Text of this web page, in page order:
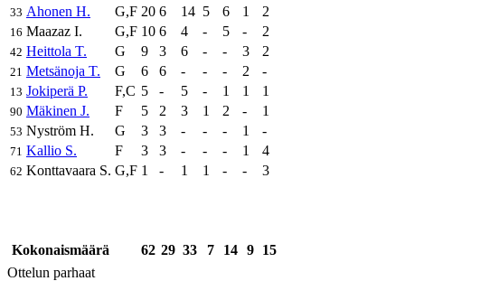
33 Ahonen H. G,F 20 6 14 5 6 1 2
16 Maazaz I. G,F 10 6 4 - 5 - 2
42 Heittola T. G 9 3 6 - - 3 2
21 Metsänoja T. G 6 6 - - - 2 -
13 Jokiperä P. F,C 5 - 5 - 1 1 1
90 Mäkinen J. F 5 2 3 1 2 - 1
53 Nyström H. G 3 3 - - - 1 -
71 Kallio S. F 3 3 - - - 1 4
62 Konttavaara S. G,F 1 - 1 1 - - 3
Kokonaismäärä 62 29 33 7 14 9 15
Ottelun parhaat